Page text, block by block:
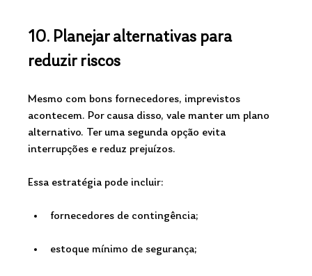
10. Planejar alternativas para
reduzir riscos
Mesmo com bons fornecedores, imprevistos
acontecem. Por causa disso, vale manter um plano
alternativo. Ter uma segunda opção evita
interrupções e reduz prejuízos.
Essa estratégia pode incluir:
fornecedores de contingência;
estoque mínimo de segurança;